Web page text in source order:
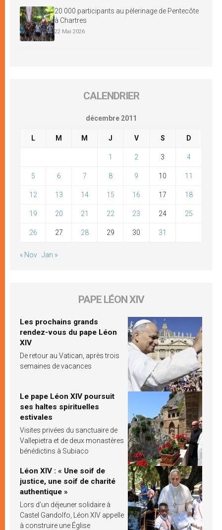
20 000 participants au pèlerinage de Pentecôte
à Chartres
22 Mai 2026
CALENDRIER
décembre 2011
L M M J V S D
1 2 3 4
5 6 7 8 9 10 11
12 13 14 15 16 17 18
19 20 21 22 23 24 25
26 27 28 29 30 31
« Nov Jan »
PAPE LÉON XIV
Les prochains grands
rendez-vous du pape Léon
XIV
De retour au Vatican, après trois
semaines de vacances
Le pape Léon XIV poursuit
ses haltes spirituelles
estivales
Visites privées du sanctuaire de
Vallepietra et de deux monastères
bénédictins à Subiaco
Léon XIV : « Une soif de
justice, une soif de charité
authentique »
Lors d’un déjeuner solidaire à
Castel Gandolfo, Léon XIV appelle
à construire une Église